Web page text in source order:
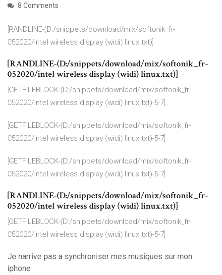
8 Comments
[RANDLINE-(D:/snippets/download/mix/softonik_fr-
052020/intel wireless display (widi) linux.txt)]
[RANDLINE-(D:/snippets/download/mix/softonik_fr-
052020/intel wireless display (widi) linux.txt)]
[GETFILEBLOCK-(D:/snippets/download/mix/softonik_fr-
052020/intel wireless display (widi) linux.txt)-5-7]
[GETFILEBLOCK-(D:/snippets/download/mix/softonik_fr-
052020/intel wireless display (widi) linux.txt)-5-7]
[GETFILEBLOCK-(D:/snippets/download/mix/softonik_fr-
052020/intel wireless display (widi) linux.txt)-5-7]
[RANDLINE-(D:/snippets/download/mix/softonik_fr-
052020/intel wireless display (widi) linux.txt)]
[GETFILEBLOCK-(D:/snippets/download/mix/softonik_fr-
052020/intel wireless display (widi) linux.txt)-5-7]
Je narrive pas a synchroniser mes musiques sur mon
iphone